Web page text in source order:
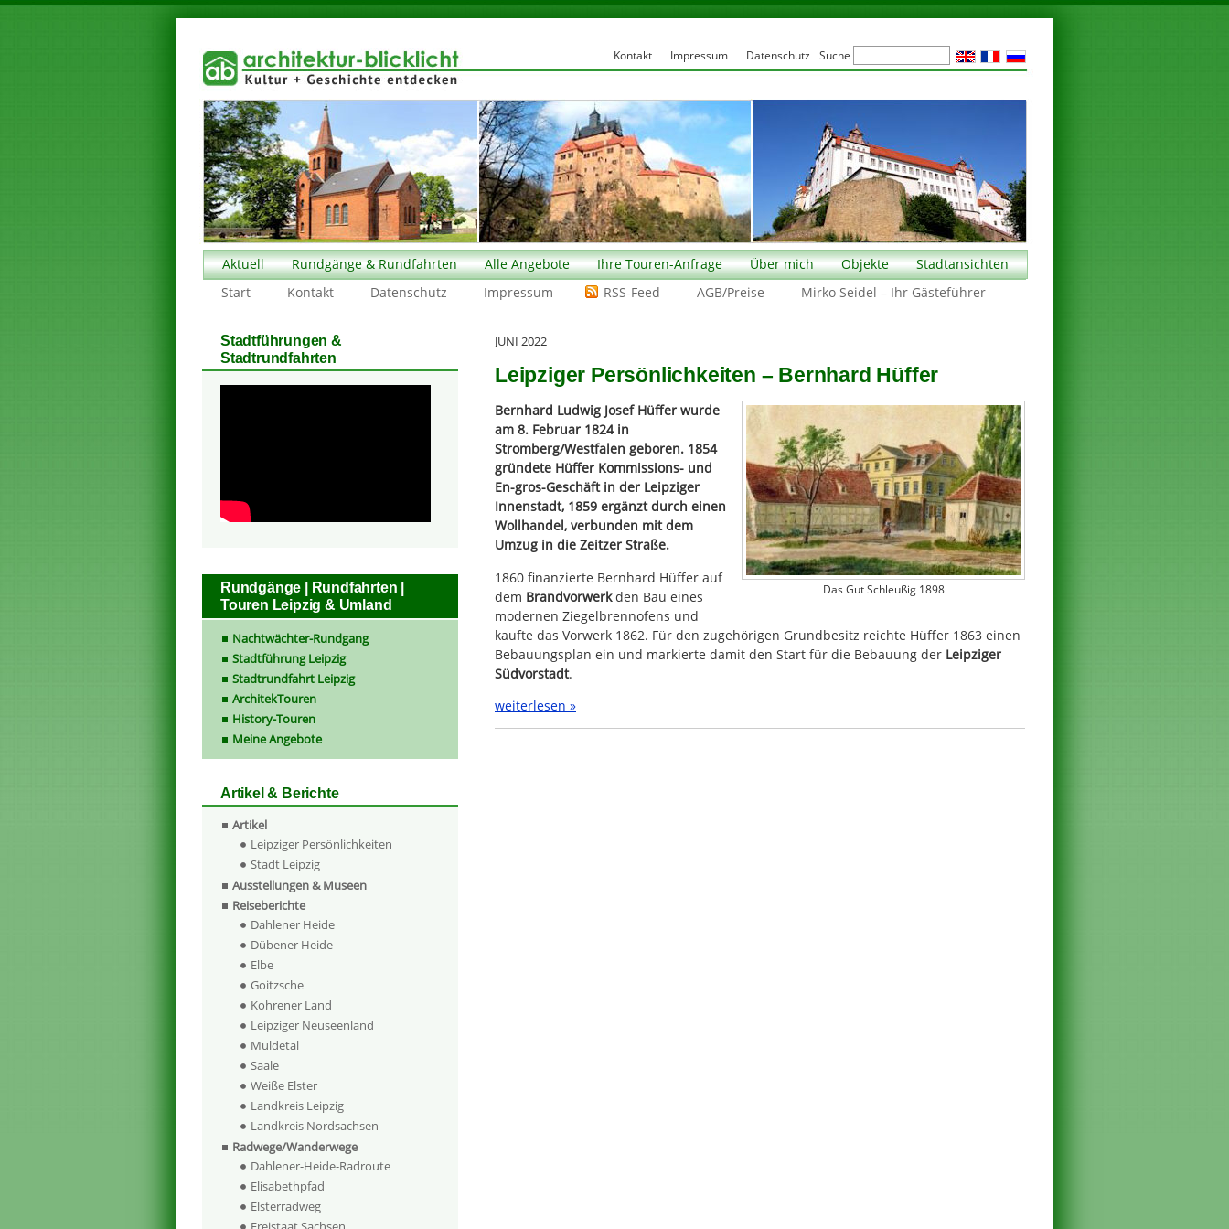
Aktuell Rundgänge & Rundfahrten Alle Angebote Ihre Touren-Anfrage Über mich Objekte
Stadtansichten
Start
Kontakt Datenschutz Impressum RSS-Feed AGB/Preise Mirko Seidel – Ihr Gästeführer
JUNI 2022
Leipziger Persönlichkeiten – Bernhard Hüffer
Das Gut Schleußig 1898
Bernhard Ludwig Josef Hüffer wurde
am 8. Februar 1824 in
Stromberg/Westfalen geboren. 1854
gründete Hüffer Kommissions- und
En-gros-Geschäft in der Leipziger
Innenstadt, 1859 ergänzt durch einen
Wollhandel, verbunden mit dem
Umzug in die Zeitzer Straße.
1860 finanzierte Bernhard Hüffer auf
dem Brandvorwerkden Bau eines
modernen Ziegelbrennofens und
kaufte das Vorwerk 1862. Für den zugehörigen Grundbesitz reichte Hüffer 1863 einen
Bebauungsplan ein und markierte damit den Start für die Bebauung der Leipziger
Südvorstadt.
weiterlesen »
Stadtführungen &
Stadtrundfahrten
Rundgänge | Rundfahrten |
Touren Leipzig & Umland
Nachtwächter-Rundgang
Stadtführung Leipzig
Stadtrundfahrt Leipzig
ArchitekTouren
History-Touren
Meine Angebote
Artikel & Berichte
Artikel
Leipziger Persönlichkeiten
Stadt Leipzig
Ausstellungen & Museen
Reiseberichte
Dahlener Heide
Dübener Heide
Elbe
Goitzsche
Kohrener Land
Leipziger Neuseenland
Muldetal
Saale
Weiße Elster
Landkreis Leipzig
Landkreis Nordsachsen
Radwege/Wanderwege
Dahlener-Heide-Radroute
Elisabethpfad
Elsterradweg
Kontakt Impressum Datenschutz Suche